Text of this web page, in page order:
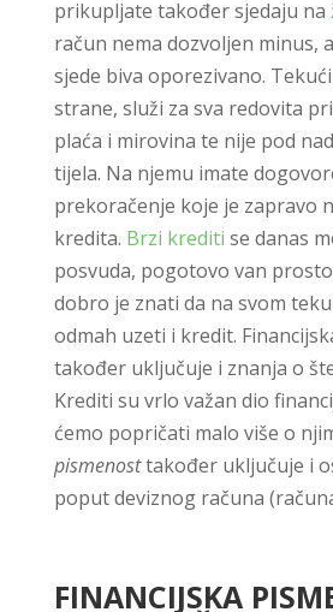
prikupljate također sjedaju na
račun nema dozvoljen minus,
sjede biva oporezivano.
strane, služi za sva redovita
plaća i mirovina te nije pod
tijela. Na njemu imate
prekoračenje koje je zapravo
kredita. Brzi krediti se danas
posvuda, pogotovo van
dobro je znati da na svom
odmah uzeti i kredit.
također uključuje i znanja o
Krediti su vrlo važan dio
ćemo popričati malo više o
pismenosttakođer uključuje i
poput deviznog računa
FINANCIJSKA